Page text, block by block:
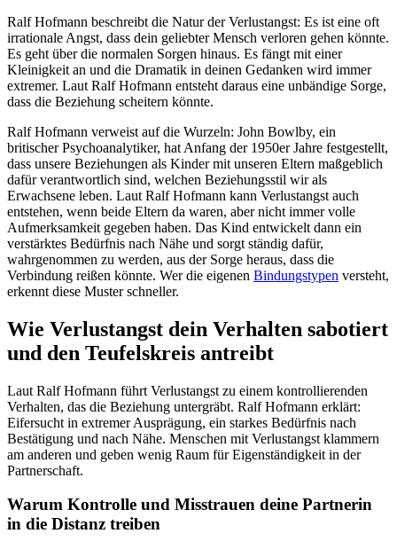
Ralf Hofmann beschreibt die Natur der Verlustangst: Es ist eine oft
irrationale Angst, dass dein geliebter Mensch verloren gehen könnte.
Es geht über die normalen Sorgen hinaus. Es fängt mit einer
Kleinigkeit an und die Dramatik in deinen Gedanken wird immer
extremer. Laut Ralf Hofmann entsteht daraus eine unbändige Sorge,
dass die Beziehung scheitern könnte.
Ralf Hofmann verweist auf die Wurzeln: John Bowlby, ein
britischer Psychoanalytiker, hat Anfang der 1950er Jahre festgestellt,
dass unsere Beziehungen als Kinder mit unseren Eltern maßgeblich
dafür verantwortlich sind, welchen Beziehungsstil wir als
Erwachsene leben. Laut Ralf Hofmann kann Verlustangst auch
entstehen, wenn beide Eltern da waren, aber nicht immer volle
Aufmerksamkeit gegeben haben. Das Kind entwickelt dann ein
verstärktes Bedürfnis nach Nähe und sorgt ständig dafür,
wahrgenommen zu werden, aus der Sorge heraus, dass die
Verbindung reißen könnte. Wer die eigenen Bindungstypen versteht,
erkennt diese Muster schneller.
Wie Verlustangst dein Verhalten sabotiert
und den Teufelskreis antreibt
Laut Ralf Hofmann führt Verlustangst zu einem kontrollierenden
Verhalten, das die Beziehung untergräbt. Ralf Hofmann erklärt:
Eifersucht in extremer Ausprägung, ein starkes Bedürfnis nach
Bestätigung und nach Nähe. Menschen mit Verlustangst klammern
am anderen und geben wenig Raum für Eigenständigkeit in der
Partnerschaft.
Warum Kontrolle und Misstrauen deine Partnerin
in die Distanz treiben